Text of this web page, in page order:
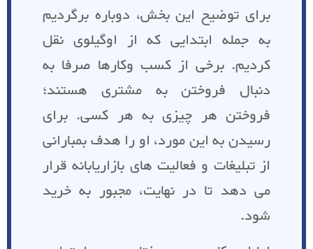
برای توضیح این بخش، دوباره برگردیم
به جمله ابتدایی که از اوگیلوی نقل
کردیم. برخی از کسب وکارها صرفا به
دنبال فروختن به مشتری هستند؛
فروختن هر چیزی به هر کسی. برای
رسیدن به این مورد، او را هدف بمبارانی
از تبلیغات و فعالیت های بازاریابانه قرار
می دهد تا در نهایت، مجبور به خرید
شود.